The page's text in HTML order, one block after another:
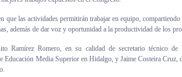
que las actividades permitirán trabajar en equipo,
además de dar voz y oportunidad a la productividad de los
Ramírez Romero, en su calidad de secretario técnico de
Educación Media Superior en Hidalgo, y Jaime Costeira